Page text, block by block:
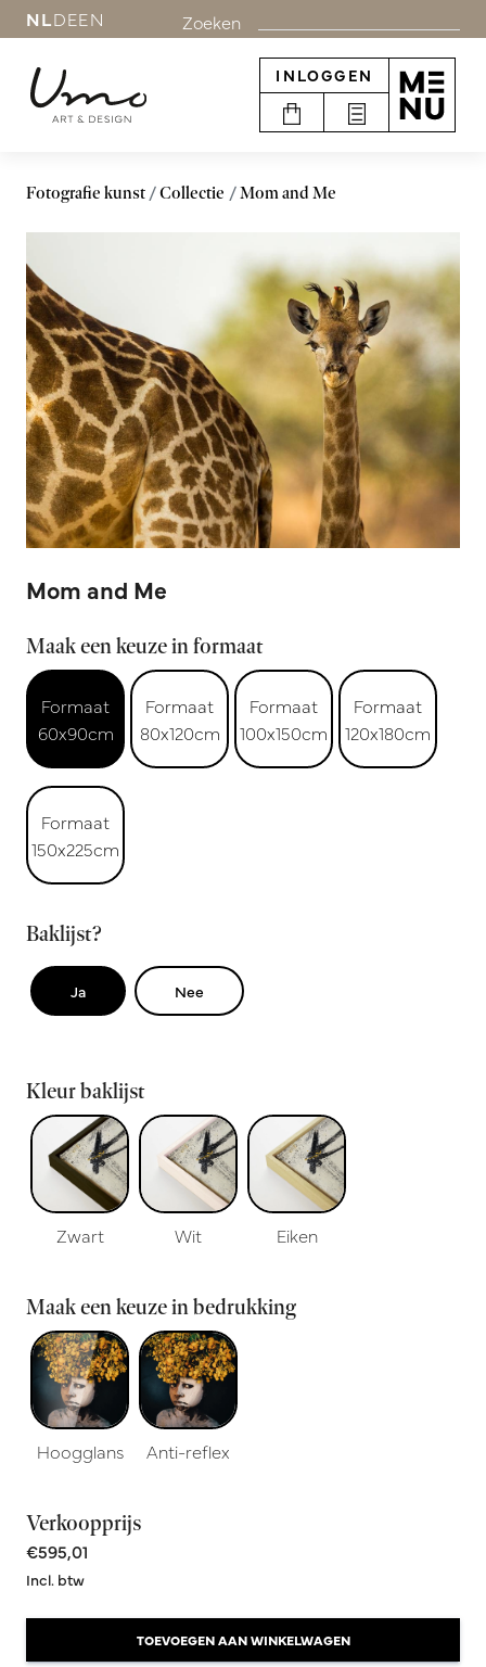
NLDEEN Zoeken
INLOGGEN
Fotografie kunst Collectie Mom and Me
Mom and Me
Maak een keuze in formaat
Formaat
60x90cm
Formaat
80x120cm
Formaat
100x150cm
Formaat
120x180cm
Formaat
150x225cm
Baklijst?
Ja Nee
Kleur baklijst
Zwart Wit Eiken
Maak een keuze in bedrukking
Hoogglans Anti-reflex
Verkoopprijs
€595,01
Incl. btw
TOEVOEGEN AAN WINKELWAGEN